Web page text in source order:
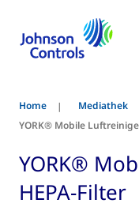
Home
Mediathek
YORK® Mobile
YORK®
HEPA-Filter